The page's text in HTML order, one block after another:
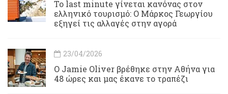
Το last minute γίνεται κανόνας στον
ελληνικό τουρισμό: Ο Μάρκος Γεωργίου
εξηγεί τις αλλαγές στην αγορά
23/04/2026
Ο Jamie Oliver βρέθηκε στην Αθήνα για
48 ώρες και μας έκανε το τραπέζι